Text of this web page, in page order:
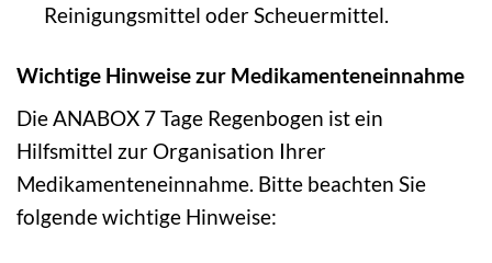
Reinigungsmittel oder Scheuermittel.
Wichtige Hinweise zur Medikamenteneinnahme
Die ANABOX 7 Tage Regenbogen ist ein
Hilfsmittel zur Organisation Ihrer
Medikamenteneinnahme. Bitte beachten Sie
folgende wichtige Hinweise: